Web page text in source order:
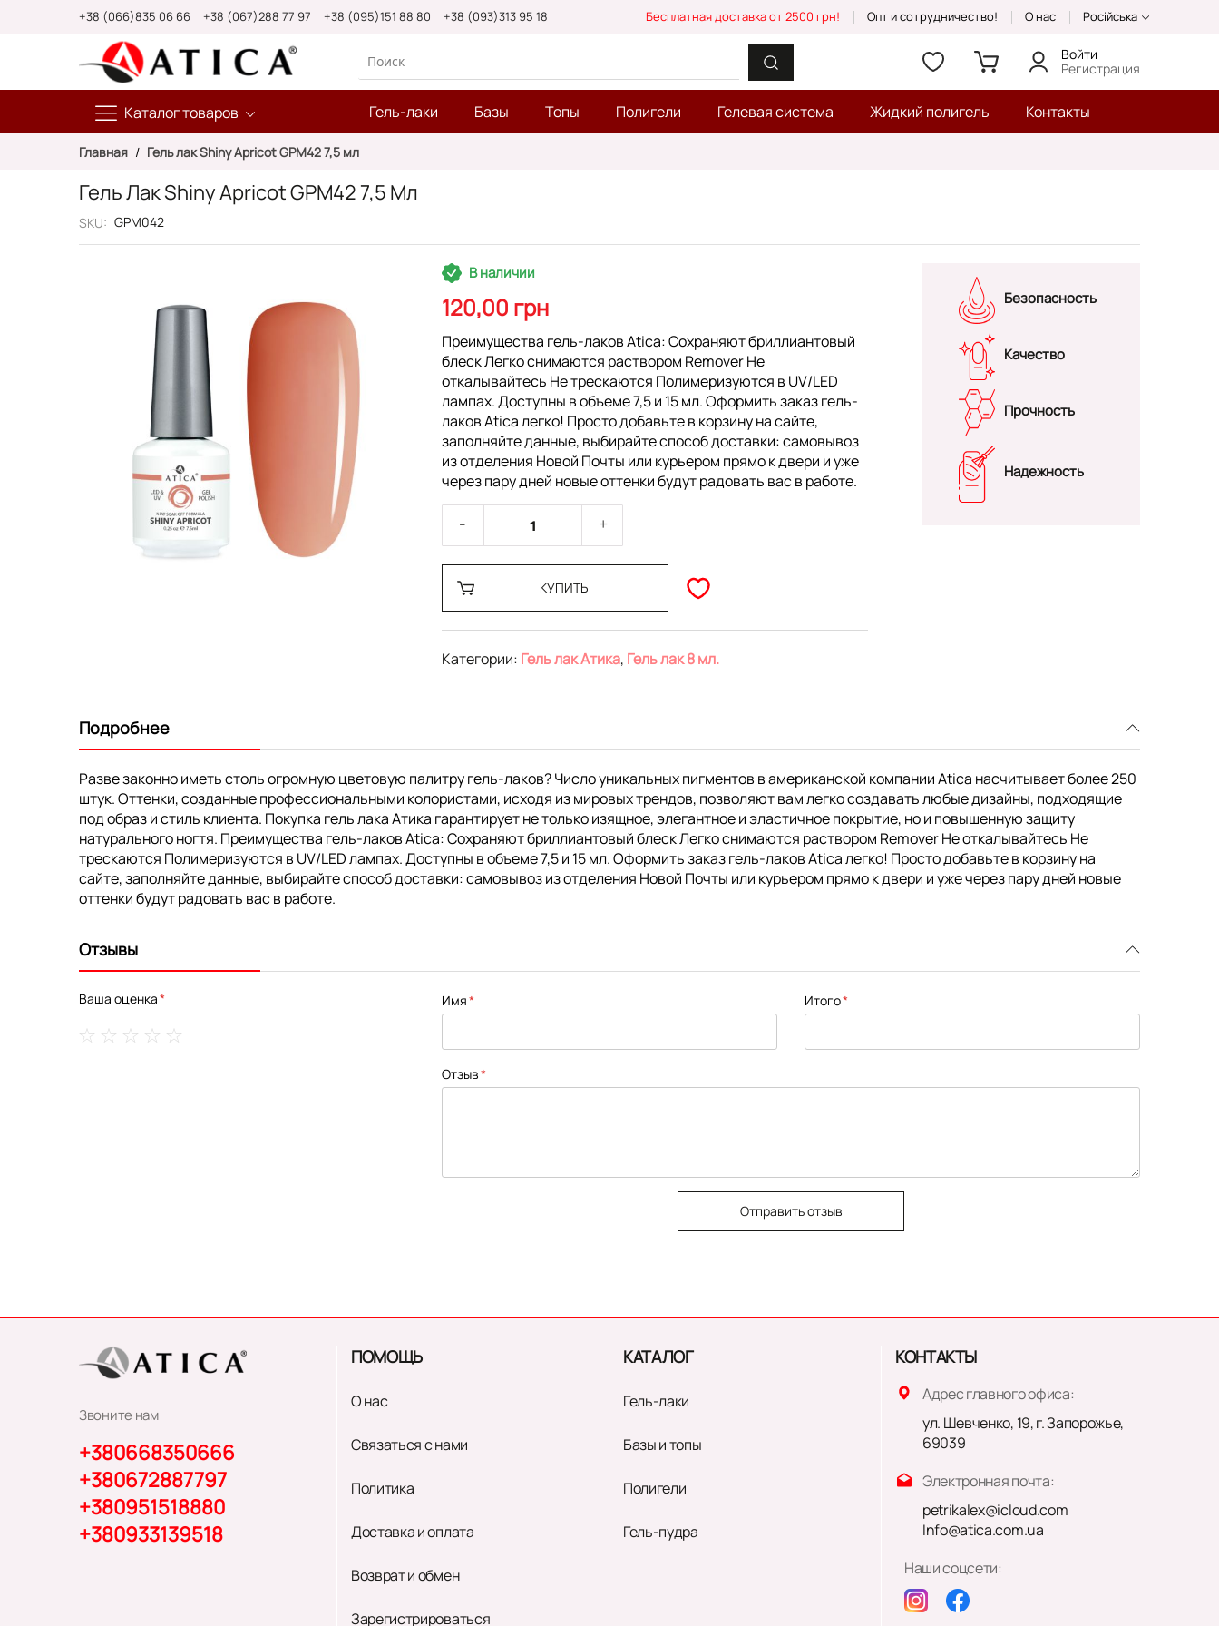
+38 (066)835 06 66 +38 (067)288 77 97 +38 (095)151 88 80 +38 (093)313 95 18 Бесплатная доставка от 2500 грн! Опт и сотрудничество! О нас Російська
Каталог товаров
Войти
Регистрация
Гель-лаки Базы Топы Полигели Гелевая система Жидкий полигель Контакты
Главная Гель лак Shiny Apricot GPM42 7,5 мл
Гель Лак Shiny Apricot GPM42 7,5 Мл
SKU GPM042
изображений
В наличии
120,00 грн
Преимущества гель-лаков Atica: Сохраняют бриллиантовый
блеск Легко снимаются раствором Remover Не
откалывайтесь Не трескаются Полимеризуются в UV/LED
лампах. Доступны в объеме 7,5 и 15 мл. Оформить заказ гель-
лаков Atica легко! Просто добавьте в корзину на сайте,
заполняйте данные, выбирайте способ доставки: самовывоз
из отделения Новой Почты или курьером прямо к двери и уже
через пару дней новые оттенки будут радовать вас в работе.
КУПИТЬ
Категории: Гель лак Атика, Гель лак 8 мл.
Безопасность
Качество
Прочность
Надежность
Подробнее
Разве законно иметь столь огромную цветовую палитру гель-лаков? Число уникальных пигментов в американской компании Atica насчитывает более 250
штук. Оттенки, созданные профессиональными колористами, исходя из мировых трендов, позволяют вам легко создавать любые дизайны, подходящие
под образ и стиль клиента. Покупка гель лака Атика гарантирует не только изящное, элегантное и эластичное покрытие, но и повышенную защиту
натурального ногтя. Преимущества гель-лаков Atica: Сохраняют бриллиантовый блеск Легко снимаются раствором Remover Не откалывайтесь Не
трескаются Полимеризуются в UV/LED лампах. Доступны в объеме 7,5 и 15 мл. Оформить заказ гель-лаков Atica легко! Просто добавьте в корзину на
сайте, заполняйте данные, выбирайте способ доставки: самовывоз из отделения Новой Почты или курьером прямо к двери и уже через пару дней новые
оттенки будут радовать вас в работе.
Отзывы
Ваша оценка Имя Итого
Отзыв
Отправить отзыв
Звоните нам
+380668350666
+380672887797
+380951518880
+380933139518
ПОМОЩЬ
О нас
Связаться с нами
Политика
Доставка и оплата
Возврат и обмен
Зарегистрироваться
КАТАЛОГ
Гель-лаки
Базы и топы
Полигели
Гель-пудра
КОНТАКТЫ
Адрес главного офиса:
ул. Шевченко, 19, г. Запорожье,
69039
Электронная почта:
petrikalex@icloud.com
Info@atica.com.ua
Наши соцсети: